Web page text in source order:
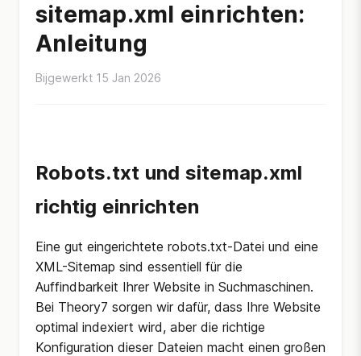
sitemap.xml einrichten:
Anleitung
Bijgewerkt 15 Jan 2026
Robots.txt und sitemap.xml
richtig einrichten
Eine gut eingerichtete robots.txt-Datei und eine
XML-Sitemap sind essentiell für die
Auffindbarkeit Ihrer Website in Suchmaschinen.
Bei Theory7 sorgen wir dafür, dass Ihre Website
optimal indexiert wird, aber die richtige
Konfiguration dieser Dateien macht einen großen